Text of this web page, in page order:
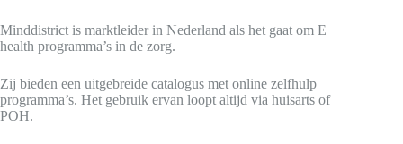
Minddistrict is marktleider in Nederland als het gaat om E
health programma’s in de zorg.
Zij bieden een uitgebreide catalogus met online zelfhulp
programma’s. Het gebruik ervan loopt altijd via huisarts of
POH.